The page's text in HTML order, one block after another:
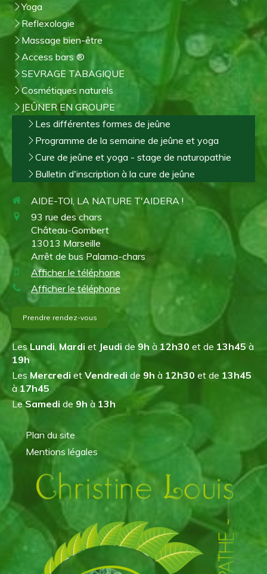
Yoga
Reflexologie
Massage bien-être
Access bars ®
SEVRAGE TABAGIQUE
Cosmétiques naturels
JEÛNER EN GROUPE
Les différentes formes de jeûne
Programme de la semaine de jeûne et yoga
Cure de jeûne et yoga - stage de naturopathie
Bulletin d'inscription à la cure de jeûne
AIDE-TOI, LA NATURE T'AIDERA !
93 rue des chars
Château-Gombert
13013 Marseille
Arrêt de bus Palama-chars
Afficher le téléphone
Afficher le téléphone
Prendre rendez-vous
LesLundi, Mardi et Jeudi de 9h à 12h30 et de 13h45à
19h
Les Mercrediet Vendredi de 9h à 12h30 et de 13h45
à17h45
LeSamedi de 9h à 13h
Plan du site
Mentions légales